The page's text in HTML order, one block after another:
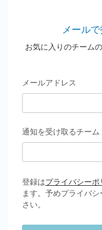
メール
お気に入りのチーム
メールアドレス
通知を受け取るチーム
登録はプライバシーポ
ます。予めプライバ
さい。